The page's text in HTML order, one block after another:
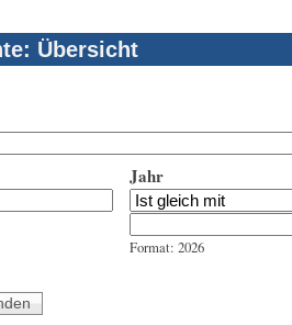
Übersicht
Jahr
Format: 2026